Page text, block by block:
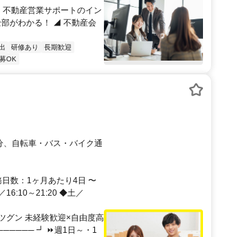
動産営業サポートのイン
がわかる！ ◢ 不動産会
研修あり
長期歓迎
OK
自転車・バス・バイク通
数：1ヶ月あたり4日 〜
16:10～21:20 ◆土／
ン 未経験歓迎×自由度高
┛ ⏩週1日～・1